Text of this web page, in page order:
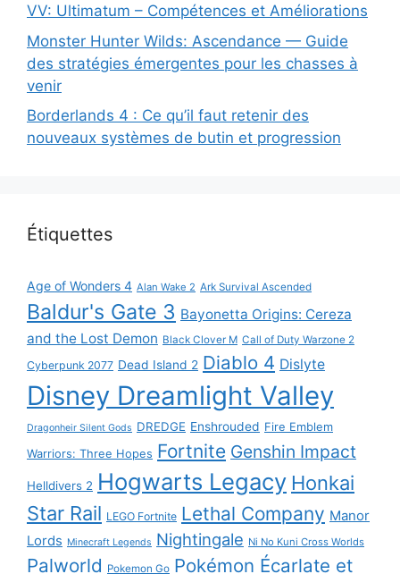
VV: Ultimatum – Compétences et Améliorations
Monster Hunter Wilds: Ascendance — Guide
des stratégies émergentes pour les chasses à
venir
Borderlands 4 : Ce qu’il faut retenir des
nouveaux systèmes de butin et progression
Étiquettes
Age of Wonders 4 Alan Wake 2 Ark Survival Ascended
Baldur's Gate 3 Bayonetta Origins: Cereza
and the Lost Demon Black Clover M Call of Duty Warzone 2
Cyberpunk 2077 Dead Island 2 Diablo 4 Dislyte
Disney Dreamlight Valley
Dragonheir Silent Gods DREDGE Enshrouded Fire Emblem
Warriors: Three Hopes Fortnite Genshin Impact
Helldivers 2 Hogwarts Legacy Honkai
Star Rail LEGO Fortnite Lethal Company Manor
Lords Minecraft Legends Nightingale Ni No Kuni Cross Worlds
Palworld Pokemon Go Pokémon Écarlate et